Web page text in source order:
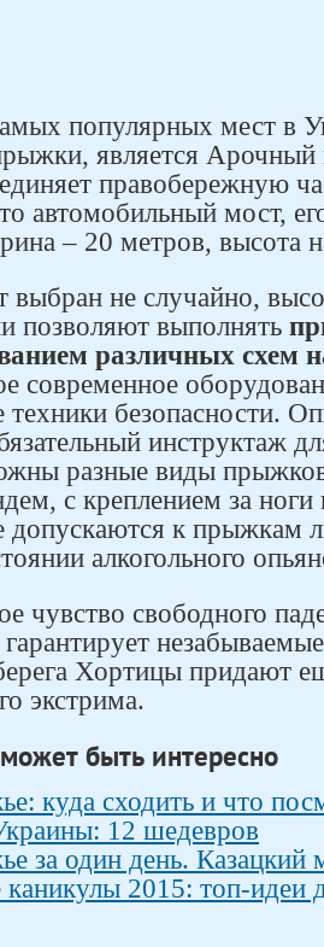
популярных мест в
является
правобережную
автомобильный мост,
– 20 метров, высота
выбран не случайно,
позволяют выполнять
различных схем
современное
техники безопасности.
инструктаж
разные виды
с креплением за ноги
допускаются к прыжкам
алкогольного
чувство свободного
гарантирует
Хортицы придают
экстрима.
быть интересно
куда сходить и что
12 шедевров
за один день. Казацкий
каникулы 2015: топ-идеи
нами в соцсетях